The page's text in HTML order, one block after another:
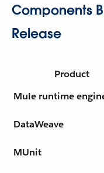
Components
Release
Product
Mule runtime
DataWeave
MUnit